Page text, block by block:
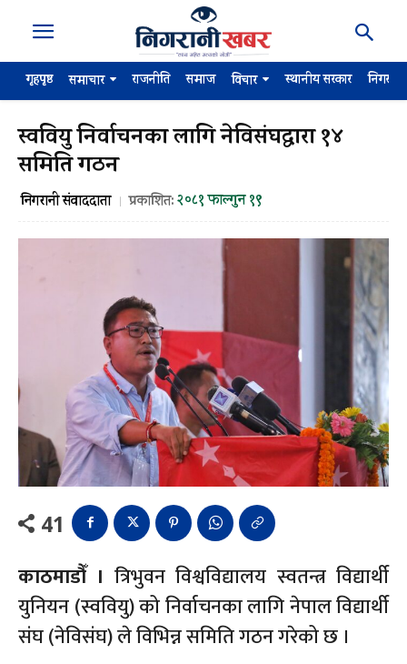
गृहपृष्ठ समाचार राजनीति समाज विचार स्थानीय सरकार
स्ववियु निर्वाचनका लागि नेविसंघद्वारा १४
समिति गठन
निगरानी संवाददाता प्रकाशित:२०८१ फाल्गुन १९
41
काठमाडौँ । त्रिभुवन विश्वविद्यालय स्वतन्त्र विद्यार्थी
युनियन (स्ववियु) को निर्वाचनका लागि नेपाल विद्यार्थी
संघ (नेविसंघ) ले विभिन्न समिति गठन गरेको छ ।